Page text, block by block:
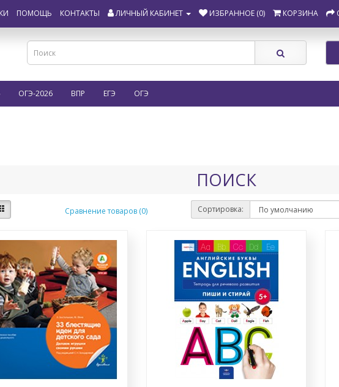
ПОМОЩЬ КОНТАКТЫ ЛИЧНЫЙ КАБИНЕТ ИЗБРАННОЕ (0) КОРЗИНА
ОГЭ-2026 ВПР ЕГЭ ОГЭ
ПОИСК
Сравнение товаров (0) Сортировка: